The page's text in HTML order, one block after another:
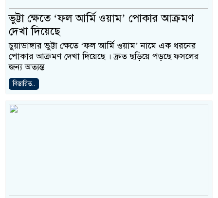
ভুট্টা ক্ষেতে ‘ফল আর্মি ওয়াম’ পোকার আক্রমণ
দেখা দিয়েছে
চুয়াডাঙ্গার ভুট্টা ক্ষেতে ‘ফল আর্মি ওয়াম’ নামে এক ধরনের
পোকার আক্রমণ দেখা দিয়েছে । দ্রুত ছড়িয়ে পড়ছে ফসলের
জন্য অত্যন্ত
বিস্তারিত..